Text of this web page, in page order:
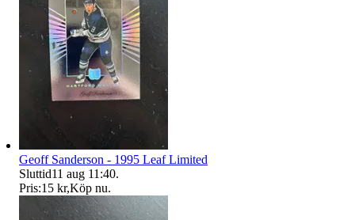
Geoff Sanderson - 1995 Leaf Limited
Sluttid11 aug 11:40.
Pris:15 kr,Köp nu.